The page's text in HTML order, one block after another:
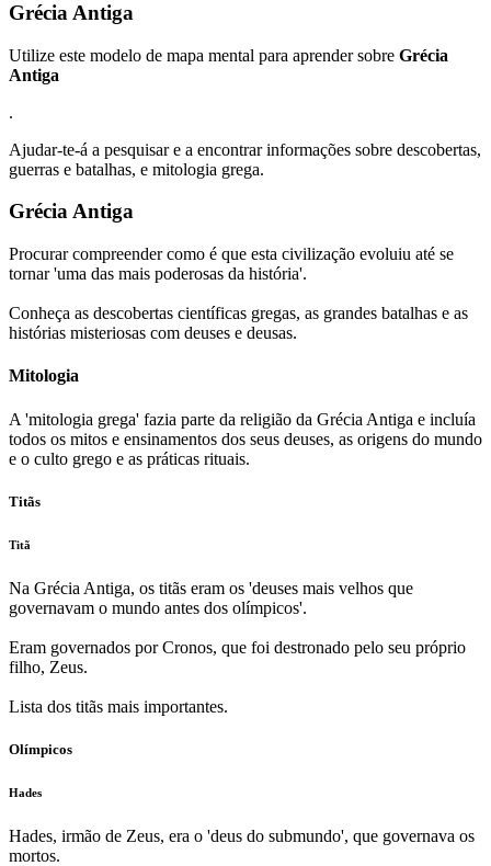
Grécia Antiga
Utilize este modelo de mapa mental para aprender sobre Grécia
Antiga
.
Ajudar-te-á a pesquisar e a encontrar informações sobre descobertas,
guerras e batalhas, e mitologia grega.
Grécia Antiga
Procurar compreender como é que esta civilização evoluiu até se
tornar 'uma das mais poderosas da história'.
Conheça as descobertas científicas gregas, as grandes batalhas e as
histórias misteriosas com deuses e deusas.
Mitologia
A 'mitologia grega' fazia parte da religião da Grécia Antiga e incluía
todos os mitos e ensinamentos dos seus deuses, as origens do mundo
e o culto grego e as práticas rituais.
Titãs
Titã
Na Grécia Antiga, os titãs eram os 'deuses mais velhos que
governavam o mundo antes dos olímpicos'.
Eram governados por Cronos, que foi destronado pelo seu próprio
filho, Zeus.
Lista dos titãs mais importantes.
Olímpicos
Hades
Hades, irmão de Zeus, era o 'deus do submundo', que governava os
mortos.